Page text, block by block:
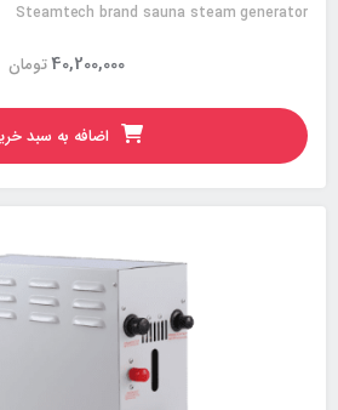
Steamtech brand sauna steam generator
تومان40,200,000
اضافه به سبد خرید